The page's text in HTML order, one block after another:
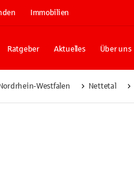
Immobilien
Ratgeber Aktuelles Über uns
Westfalen Nettetal